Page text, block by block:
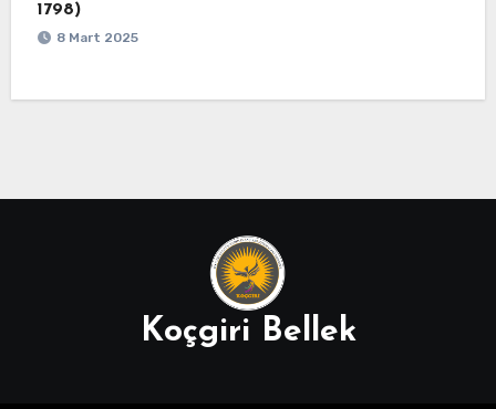
1798)
8 Mart 2025
Koçgiri Bellek